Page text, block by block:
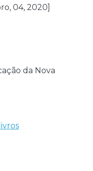
04, 2020]
da Nova